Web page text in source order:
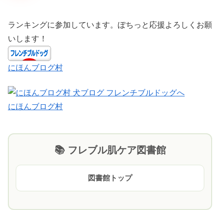
ランキングに参加しています。ぽちっと応援よろしくお願
いします！
にほんブログ村
にほんブログ村
📚 フレブル肌ケア図書館
図書館トップ